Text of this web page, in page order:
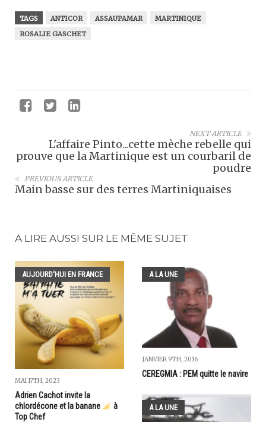
TAGS ANTICOR ASSAUPAMAR
MARTINIQUE
ROSALIE GASCHET
NEXT ARTICLE
L'affaire Pinto...cette mèche rebelle qui
prouve que la Martinique est un courbaril de
poudre
PREVIOUS ARTICLE
Main basse sur des terres Martiniquaises
A LIRE AUSSI SUR LE MÊME SUJET
AUJOURD'HUI EN FRANCE
MAI 17TH, 2023
Adrien Cachot invite la
chlordécone et la banane
à
Top Chef
A LA UNE
JANVIER 9TH, 2016
CEREGMIA : PEM quitte le navire
A LA UNE